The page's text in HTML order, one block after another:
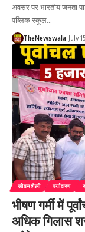
अवसर पर भारतीय जनता
पब्लिक स्कूल…
TheNewswala July
जीवनशैली पर्यावरण
भीषण गर्मी में
अधिक गिलास